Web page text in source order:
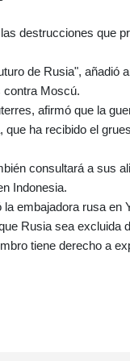
destrucciones que
de Rusia", añadió
contra Moscú.
afirmó que la
ha recibido el
consultará a sus
Indonesia.
embajadora rusa en
Rusia sea excluida
tiene derecho a